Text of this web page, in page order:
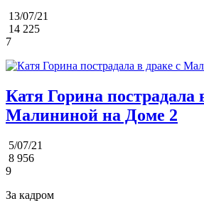
13/07/21
14 225
7
Катя Горина пострадала
Малининой на Доме 2
5/07/21
8 956
9
За кадром